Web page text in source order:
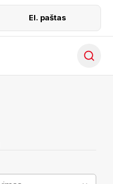
El. paštas